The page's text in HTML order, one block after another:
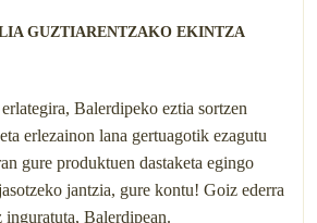
GUZTIARENTZAKO EKINTZA
Balerdipeko eztia sortzen
erlezainon lana gertuagotik ezagutu
gure produktuen dastaketa egingo
jantzia, gure kontu! Goiz ederra
inguratuta, Balerdipean.